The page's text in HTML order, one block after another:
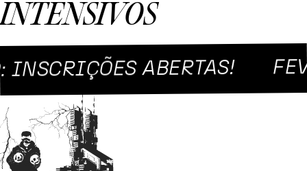
INTENSIVOS
ABERTAS!